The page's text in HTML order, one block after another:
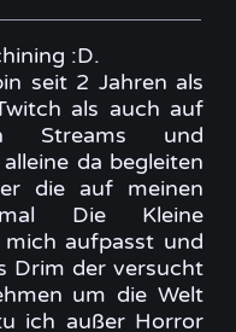
:D.
seit 2 Jahren als
als auch auf
Streams und
da begleiten
die auf meinen
Die Kleine
aufpasst und
Drim der versucht
um die Welt
ich außer Horror